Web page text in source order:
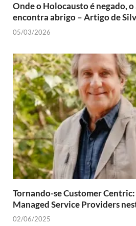
Onde o Holocausto é negado,
encontra abrigo – Artigo de
05/03/2026
Tornando-se Customer
Managed Service Providers
02/06/2025